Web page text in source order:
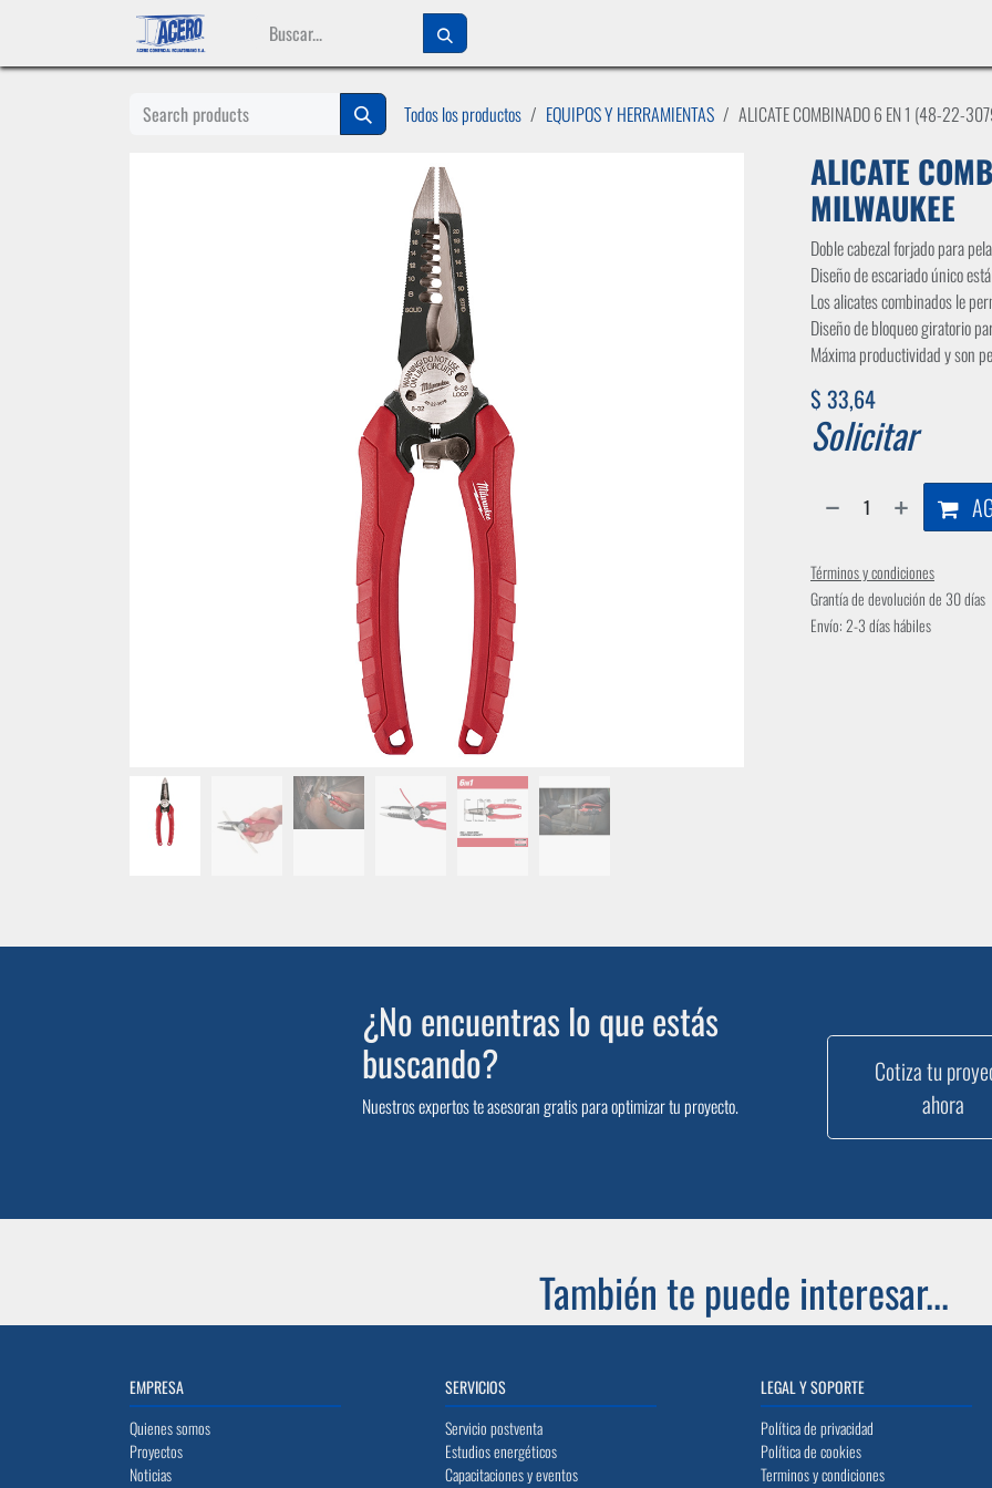
Todos los productos EQUIPOS Y HERRAMIENTAS ALICATE COMBINADO 6 EN 1 (48-22-
ALICATE
MILWAUKEE
Doble cabezal forjado para
Diseño de escariado único
Los alicates combinados le
Diseño de bloqueo giratorio
Máxima productividad y son
$ 33,64
Solicitar
Términos y condiciones
Grantía de devolución de 30 días
Envío: 2-3 días hábiles
¿No encuentras lo que estás
buscando?
Nuestros expertos te asesoran gratis para optimizar tu proyecto.
Cotiza tu
ahora
También te puede interesar...
EMPRESA
Quienes somos
Proyectos
Noticias
SERVICIOS
Servicio postventa
Estudios energéticos
Capacitaciones y eventos
LEGAL Y SOPORTE
Política de privacidad
Política de cookies
Terminos y condiciones